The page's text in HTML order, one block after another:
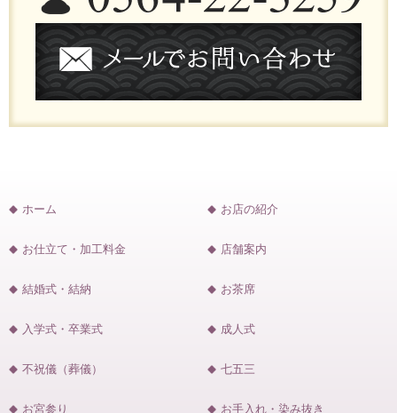
ホーム お店の紹介
お仕立て・加工料金 店舗案内
結婚式・結納 お茶席
入学式・卒業式 成人式
不祝儀（葬儀） 七五三
お宮参り お手入れ・染み抜き